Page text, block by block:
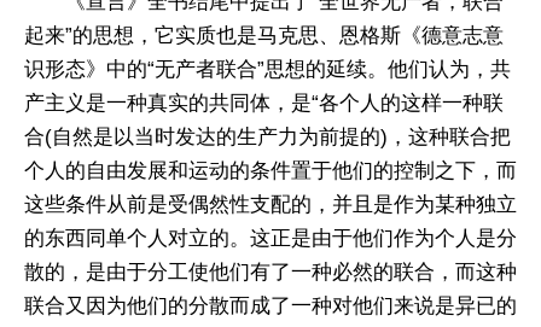
起来”的思想，它实质也是马克思、恩格斯《德意志意
识形态》中的“无产者联合”思想的延续。他们认为，共
产主义是一种真实的共同体，是“各个人的这样一种联
合(自然是以当时发达的生产力为前提的)，这种联合把
个人的自由发展和运动的条件置于他们的控制之下，而
这些条件从前是受偶然性支配的，并且是作为某种独立
的东西同单个人对立的。这正是由于他们作为个人是分
散的，是由于分工使他们有了一种必然的联合，而这种
联合又因为他们的分散而成了一种对他们来说是异已的